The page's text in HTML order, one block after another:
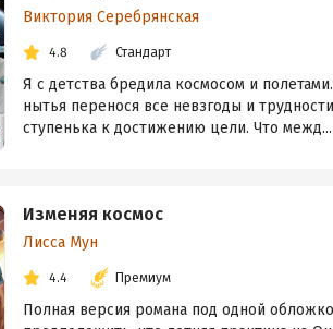
Виктория Серебрянская
4.8 Стандарт
Я с детства бредила космосом и
нытья перенося все невзгоды и
ступенька к достижению цели. Что межд...
Изменяя космос
Лисса Мун
4.4 Премиум
Полная версия романа под одной